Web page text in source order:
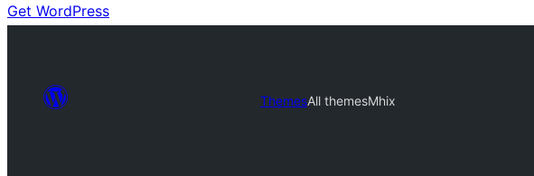
Get WordPress
ThemesAll themesMhix